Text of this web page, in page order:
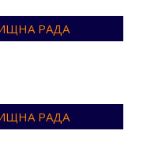
РАДА
РАДА